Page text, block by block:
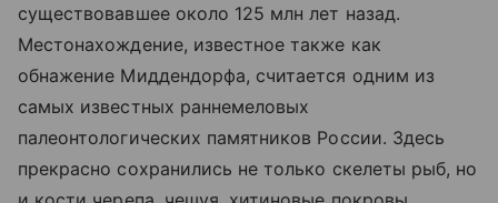
существовавшее около 125 млн лет назад.
Местонахождение, известное также как
обнажение Миддендорфа, считается одним из
самых известных раннемеловых
палеонтологических памятников России. Здесь
прекрасно сохранились не только скелеты рыб, но